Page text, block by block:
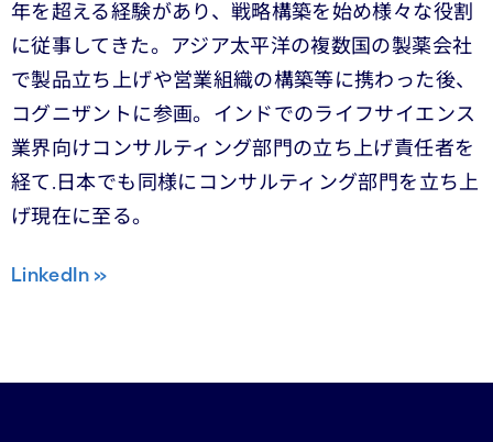
年を超える経験があり、戦略構築を始め様々な役割
に従事してきた。アジア太平洋の複数国の製薬会社
で製品立ち上げや営業組織の構築等に携わった後、
コグニザントに参画。インドでのライフサイエンス
業界向けコンサルティング部門の立ち上げ責任者を
経て.日本でも同様にコンサルティング部門を立ち上
げ現在に至る。
LinkedIn »